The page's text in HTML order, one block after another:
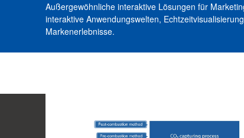
Außergewöhnliche interaktive Lösungen für
interaktive Anwendungswelten,
Markenerlebnisse.